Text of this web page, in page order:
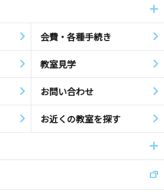
会費・各種手続き
教室見学
お問い合わせ
お近くの教室を探す